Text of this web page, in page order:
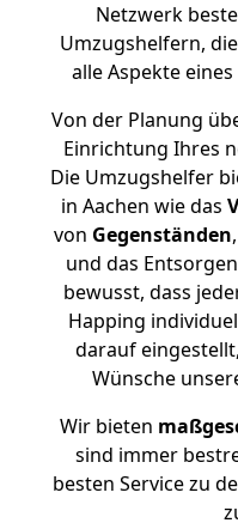
Netzwerk
Umzugshelfern,
alle Aspekte
Von der Planung
Einrichtung Ihres
Die Umzugshelfer
in Aachen wie das
von Gegenständen
und das
bewusst, dass
Happing
darauf
Wünsche
Wir bieten
sind immer
besten Service zu